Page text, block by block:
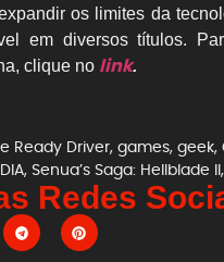
os limites da
em diversos títulos.
clique no link.
Ready Driver, games, geek,
, Senua’s Saga: Hellblade II,
Redes